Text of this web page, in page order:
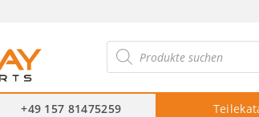
search
+49 157 81475259